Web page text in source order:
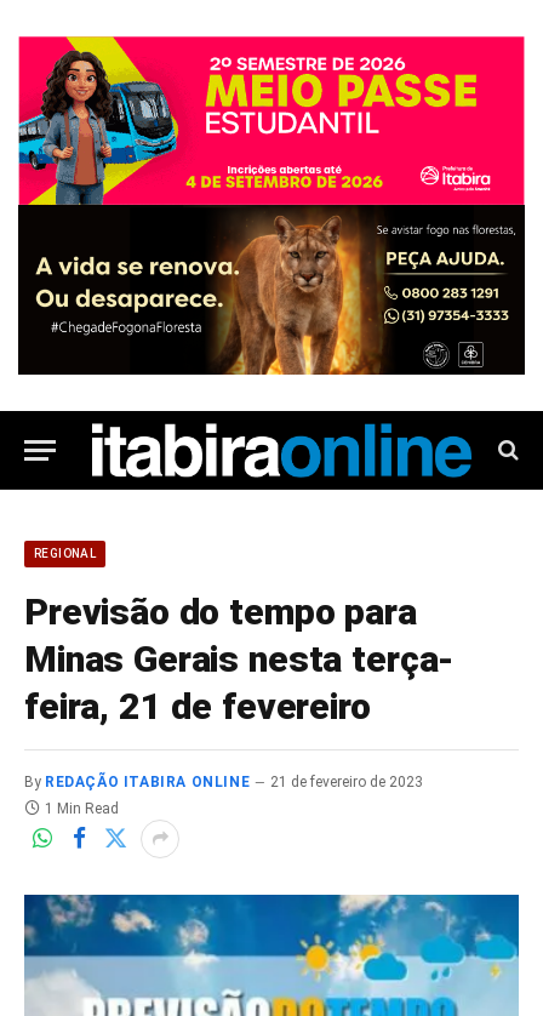
REGIONAL
Previsão do tempo para
Minas Gerais nesta terça-
feira, 21 de fevereiro
By REDAÇÃO ITABIRA ONLINE
21 de fevereiro de 2023
1 Min Read